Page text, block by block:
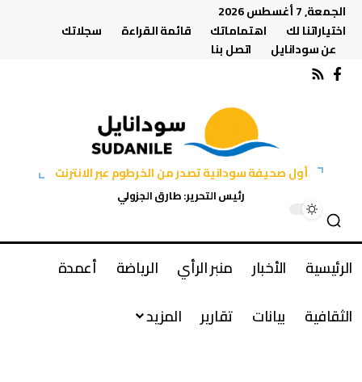
الجمعة, 7 أغسطس 2026
اختياراتنا لك
اهتماماتك قائمة القراءة
سجلاتك
عن سودانايل
اتصل بنا
أول صحيفة سودانية تصدر من الخرطوم عبر الانترنت
رئيس التحرير: طارق الجزولي
الرئيسية الأخبار منبر الرأي الرياضة
أعمدة
الثقافية
بيانات تقارير المزيد